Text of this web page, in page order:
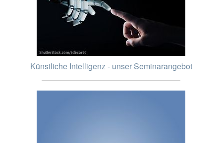
Künstliche Intelligenz - unser Seminarangebot